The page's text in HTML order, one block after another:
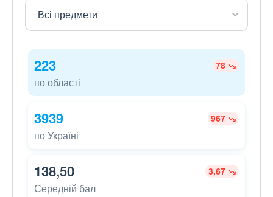
223 78
по області
3939 967
по Україні
138,50 3,67
Середній бал